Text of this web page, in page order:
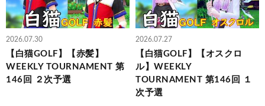
2026.07.30
【白猫GOLF】【赤髪】
WEEKLY TOURNAMENT 第
146回 ２次予選
2026.07.27
【白猫GOLF】【オスクロ
ル】WEEKLY
TOURNAMENT 第146回 １
次予選